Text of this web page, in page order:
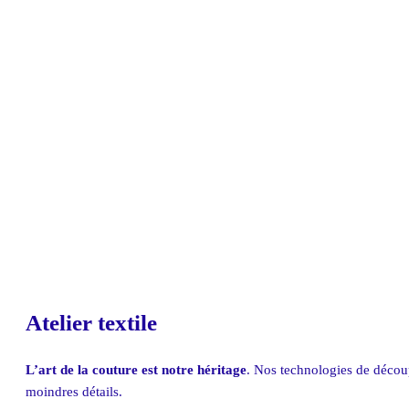
Atelier textile
L’art de la couture est notre héritage. Nos technologies de
moindres détails.